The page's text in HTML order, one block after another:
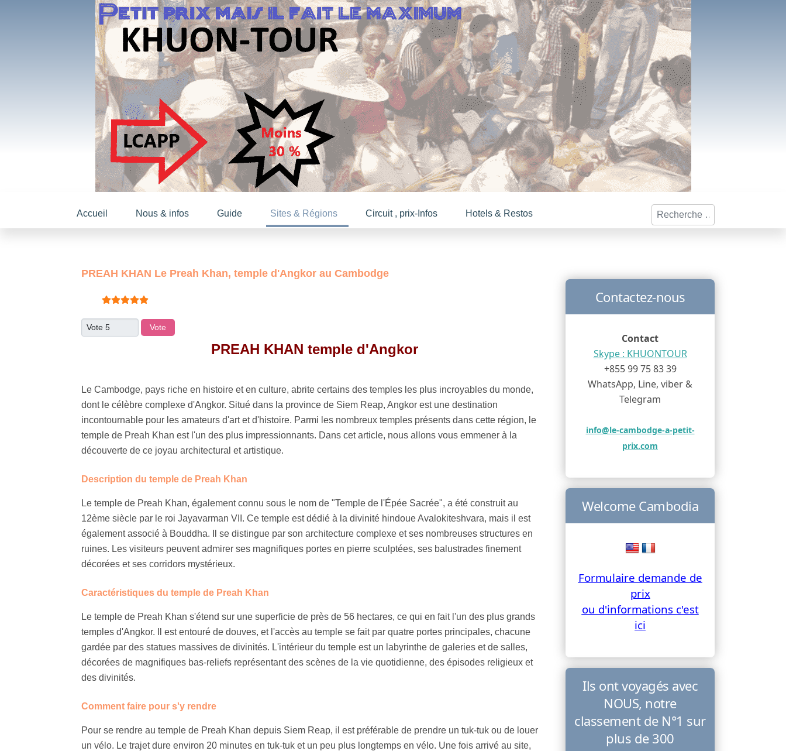
Accueil Nous & infos Guide Sites & Régions Circuit , prix-Infos Hotels & Restos Rechercher
PREAH KHAN Le Preah Khan, temple d'Angkor au Cambodge
Vote utilisateur:
Veuillez voter
PREAH KHAN temple d'Angkor
Le Cambodge, pays riche en histoire et en culture, abrite certains des temples les plus incroyables du monde,
dont le célèbre complexe d'Angkor. Situé dans la province de Siem Reap, Angkor est une destination
incontournable pour les amateurs d'art et d'histoire. Parmi les nombreux temples présents dans cette région, le
temple de Preah Khan est l'un des plus impressionnants. Dans cet article, nous allons vous emmener à la
découverte de ce joyau architectural et artistique.
Description du temple de Preah Khan
Le temple de Preah Khan, également connu sous le nom de "Temple de l'Épée Sacrée", a été construit au
12ème siècle par le roi Jayavarman VII. Ce temple est dédié à la divinité hindoue Avalokiteshvara, mais il est
également associé à Bouddha. Il se distingue par son architecture complexe et ses nombreuses structures en
ruines. Les visiteurs peuvent admirer ses magnifiques portes en pierre sculptées, ses balustrades finement
décorées et ses corridors mystérieux.
Caractéristiques du temple de Preah Khan
Le temple de Preah Khan s'étend sur une superficie de près de 56 hectares, ce qui en fait l'un des plus grands
temples d'Angkor. Il est entouré de douves, et l'accès au temple se fait par quatre portes principales, chacune
gardée par des statues massives de divinités. L'intérieur du temple est un labyrinthe de galeries et de salles,
décorées de magnifiques bas-reliefs représentant des scènes de la vie quotidienne, des épisodes religieux et
des divinités.
Comment faire pour s'y rendre
Pour se rendre au temple de Preah Khan depuis Siem Reap, il est préférable de prendre un tuk-tuk ou de louer
un vélo. Le trajet dure environ 20 minutes en tuk-tuk et un peu plus longtemps en vélo. Une fois arrivé au site,
Contactez-nous
Contact
Skype : KHUONTOUR
+855 99 75 83 39
WhatsApp, Line, viber &
Telegram
info@le-cambodge-a-petit-
prix.com
Welcome Cambodia
Formulaire demande de
prix
ou d'informations c'est
ici
Ils ont voyagés avec
NOUS, notre
classement de N°1 sur
plus de 300